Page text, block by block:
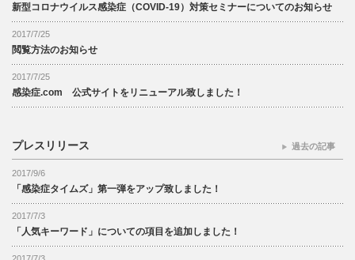
新型コロナウイルス感染症（COVID-19）対策セミナーについてのお知らせ
2017/7/25
閲覧方法のお知らせ
2017/7/25
感染症.com 公式サイトをリニューアル致しました！
プレスリリース
2017/9/6
「感染症タイムズ」第一弾をアップ致しました！
2017/7/3
「人気キーワード」についての項目を追加しました！
過去の記事